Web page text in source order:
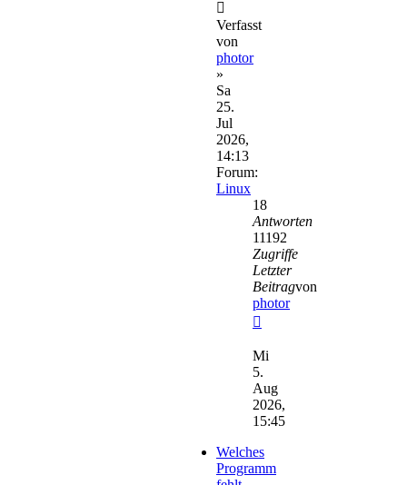
Verfasst
von
photor
»
Sa
25.
Jul
2026,
14:13
Forum:
Linux
18
Antworten
11192
Zugriffe
Letzter
Beitragvon
photor
Beitrag
Mi
5.
Aug
2026,
15:45
Welches
Programm